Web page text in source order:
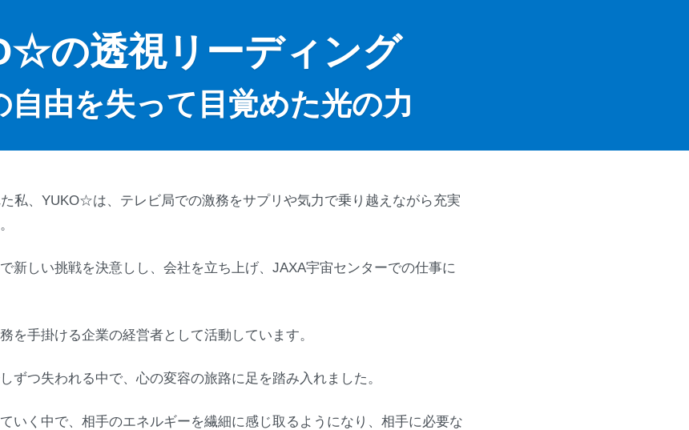
の透視リーディング
自由を失って目覚めた光の力
私、YUKO☆は、テレビ局での激務をサプリや気力で乗り越えながら充実
新しい挑戦を決意しし、会社を立ち上げ、JAXA宇宙センターでの仕事に
を手掛ける企業の経営者として活動しています。
ずつ失われる中で、心の変容の旅路に足を踏み入れました。
いく中で、相手のエネルギーを繊細に感じ取るようになり、相手に必要な